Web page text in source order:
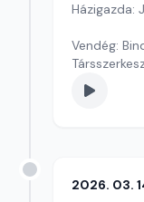
Házigazda:
Vendég:
2026. 03.